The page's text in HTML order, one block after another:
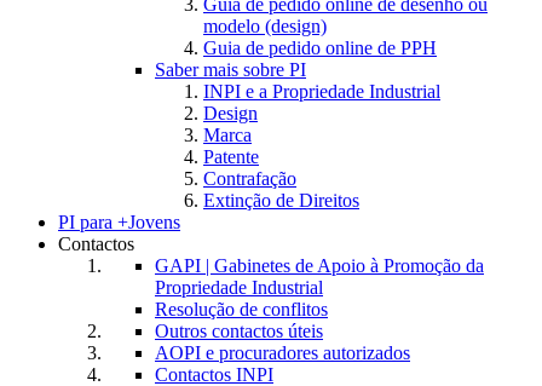
Guia de pedido online de desenho ou
modelo (design)
Guia de pedido online de PPH
Saber mais sobre PI
INPI e a Propriedade Industrial
Design
Marca
Patente
Contrafação
Extinção de Direitos
PI para +Jovens
Contactos
GAPI | Gabinetes de Apoio à Promoção da
Propriedade Industrial
Resolução de conflitos
Outros contactos úteis
AOPI e procuradores autorizados
Contactos INPI